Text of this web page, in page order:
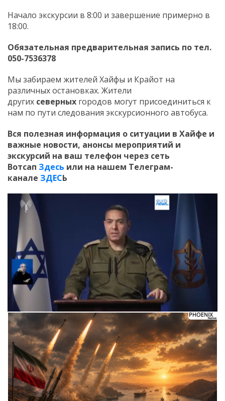
Начало экскурсии в 8:00 и завершение примерно в
18:00.
Обязательная предварительная запись по тел.
050-7536378
Мы забираем жителей Хайфы и Крайот на
различных остановках. Жители
других северных городов могут присоединиться к
нам по пути следования экскурсионного автобуса.
Вся полезная информация о ситуации в Хайфе и
важные новости, анонсы мероприятий и
экскурсий на ваш телефон через сеть
Вотсап Здесь или на нашем Телеграм-
канале ЗДЕСЬ